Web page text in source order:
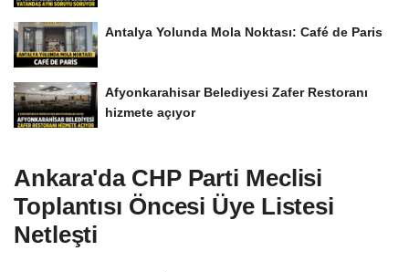
Antalya Yolunda Mola Noktası: Café de Paris
Afyonkarahisar Belediyesi Zafer Restoranı
hizmete açıyor
Ankara'da CHP Parti Meclisi
Toplantısı Öncesi Üye Listesi
Netleşti